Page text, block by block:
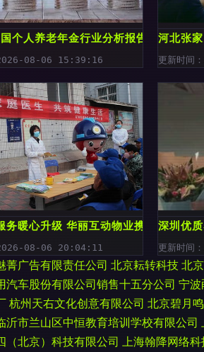
个人养老年金行业分析报告 养老服务
2026-08-06 15:39:16
河北张
更新时间
养老服务新篇章
务暖心升级 华丽互动物业携手社区开
2026-08-06 20:04:11
深圳优
更新时间
菁广告有限责任公司 北京耘转科技北
汽车股份有限公司销售十五分公司 宁波
杭州天右文化创意有限公司 北京碧月
沂市兰山区中恒教育培训学校有限公司
（北京）科技有限公司 上海翰降网络